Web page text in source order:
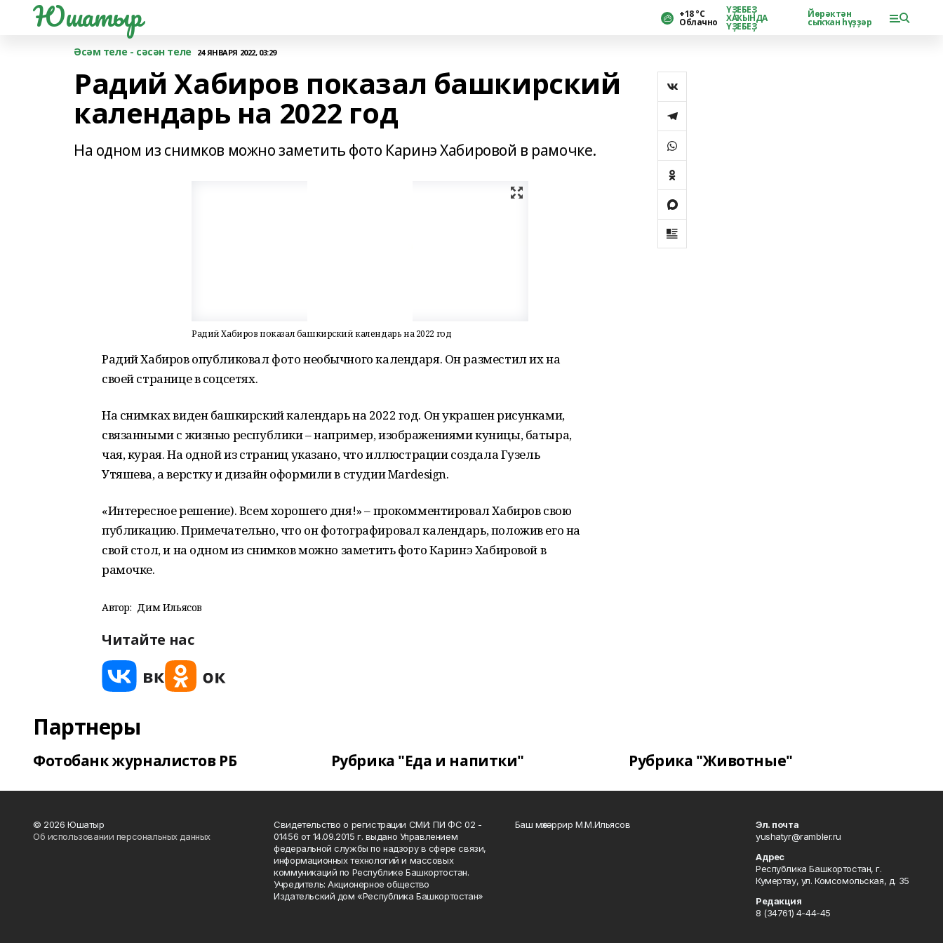
Юшатыр +18 °С
Облачно
ҮҘЕБЕҘ
ХАҠЫНДА
ҮҘЕБЕҘ
Йөрәктән
сыҡҡан һүҙҙәр
Әсәм теле - сәсән теле 24 ЯНВАРЯ 2022, 03:29
Радий Хабиров показал башкирский
календарь на 2022 год
На одном из снимков можно заметить фото Каринэ Хабировой в рамочке.
Радий Хабиров показал башкирский календарь на 2022 год
Радий Хабиров опубликовал фото необычного календаря. Он разместил их на
своей странице в соцсетях.
На снимках виден башкирский календарь на 2022 год. Он украшен рисунками,
связанными с жизнью республики – например, изображениями куницы, батыра,
чая, курая. На одной из страниц указано, что иллюстрации создала Гузель
Утяшева, а верстку и дизайн оформили в студии Mardesign.
«Интересное решение). Всем хорошего дня!» – прокомментировал Хабиров свою
публикацию. Примечательно, что он фотографировал календарь, положив его на
свой стол, и на одном из снимков можно заметить фото Каринэ Хабировой в
рамочке.
Автор: Дим Ильясов
Читайте нас
Партнеры
Фотобанк журналистов РБ Рубрика "Еда и напитки" Рубрика "Животные"
© 2026 Юшатыр
Об использовании персональных данных
Свидетельство о регистрации СМИ: ПИ ФС 02 -
01456 от 14.09.2015 г. выдано Управлением
федеральной службы по надзору в сфере связи,
информационных технологий и массовых
коммуникаций по Республике Башкортостан.
Учредитель: Акционерное общество
Издательский дом «Республика Башкортостан»
Баш мөхәррир М.М.Ильясов
Эл. почта
yushatyr@rambler.ru
Адрес
Республика Башкортостан, г.
Кумертау, ул. Комсомольская, д. 35
Редакция
8 (34761) 4-44-45